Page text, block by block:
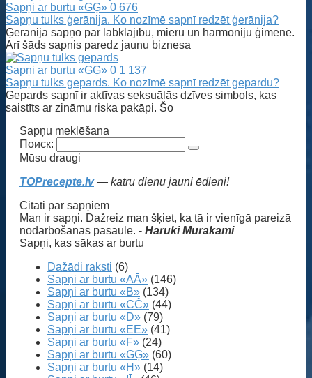
Sapņi ar burtu «GĢ» 0 676
Sapņu tulks ģerānija. Ko nozīmē sapnī redzēt ģerānija?
Ģerānija sapņo par labklājību, mieru un harmoniju ģimenē.
Arī šāds sapnis paredz jaunu biznesa
Sapņi ar burtu «GĢ» 0 1 137
Sapņu tulks gepards. Ko nozīmē sapnī redzēt gepardu?
Gepards sapnī ir aktīvas seksuālās dzīves simbols, kas
saistīts ar zināmu riska pakāpi. Šo
Sapņu meklēšana
Поиск:
Mūsu draugi
TOPrecepte.lv— katru dienu jauni ēdieni!
Citāti par sapņiem
Man ir sapņi. Dažreiz man šķiet, ka tā ir vienīgā pareizā
nodarbošanās pasaulē. - Haruki Murakami
Sapņi, kas sākas ar burtu
Dažādi raksti (6)
Sapņi ar burtu «AĀ» (146)
Sapņi ar burtu «B» (134)
Sapņi ar burtu «CČ» (44)
Sapņi ar burtu «D» (79)
Sapņi ar burtu «EĒ» (41)
Sapņi ar burtu «F» (24)
Sapņi ar burtu «GĢ» (60)
Sapņi ar burtu «H» (14)